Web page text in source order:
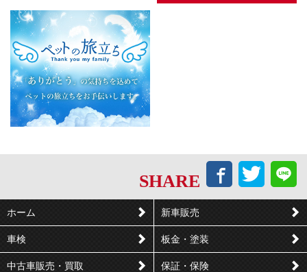
SHARE
Facebook
で
ェ
ア
で
ぶ
や
ホーム 新車販売
車検 板金・塗装
中古車販売・買取 保証・保険